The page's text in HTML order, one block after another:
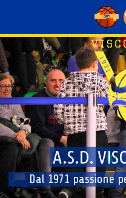
content
A.S.D.
Dal 1971 passione